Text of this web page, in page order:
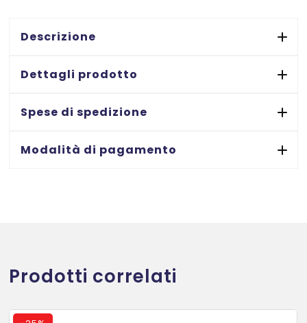
complessiva
mm
5000
PEZZI
Descrizione
Dettagli prodotto
Spese di spedizione
Modalità di pagamento
Prodotti correlati